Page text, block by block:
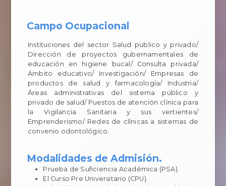
Campo Ocupacional
Instituciones del sector Salud publico y privado/
Dirección de proyectos gubernamentales de
educación en higiene bucal/ Consulta privada/
Ámbito educativo/ Investigación/ Empresas de
productos de salud y farmacología/ Industria/
Áreas administrativas del sistema público y
privado de salud/ Puestos de atención clínica para
la Vigilancia Sanitaria y sus vertientes/
Emprenderismo/ Redes de clínicas a sistemas de
convenio odontológico.
Modalidades de Admisión.
Prueba de Suficiencia Académica (PSA).
El Curso Pre Universitario (CPU).